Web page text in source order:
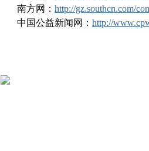
南方网： http://gz.southcn.com/
中国公益新闻网： http://